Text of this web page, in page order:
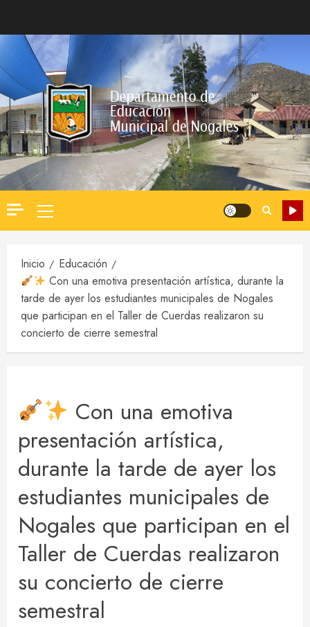
contenido
Menú
principal
Inicio
Educación
Con una emotiva presentación artística, durante la
tarde de ayer los estudiantes municipales de Nogales
que participan en el Taller de Cuerdas realizaron su
concierto de cierre semestral
Con una emotiva
presentación artística,
durante la tarde de ayer los
estudiantes municipales de
Nogales que participan en el
Taller de Cuerdas realizaron
su concierto de cierre
semestral